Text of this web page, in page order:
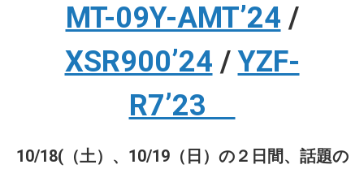
MT-09Y-AMT’24 /
XSR900’24 /YZF-
R7’23
10/18(（土）、10/19（日）の２日間、話題の